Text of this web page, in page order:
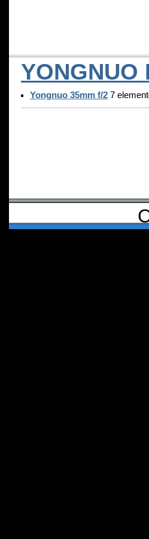
YONGNUO
Yongnuo 35mm f/2 7